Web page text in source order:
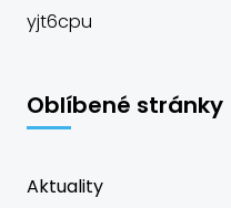
yjt6cpu
Oblíbené stránky
Aktuality